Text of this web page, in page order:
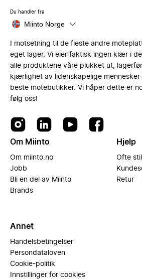
Du handler fra
Miinto Norge
I motsetning til de fleste andre
eget lager. Vi eier faktisk ingen klær i
alle produktene våre plukket ut,
kjærlighet av lidenskapelige
beste motebutikker. Vi håper dette er
følg oss!
Om Miinto
Om miinto.no
Jobb
Bli en del av Miinto
Brands
Hjelp
Ofte
Retur
Annet
Handelsbetingelser
Persondataloven
Cookie-politik
Innstillinger for cookies